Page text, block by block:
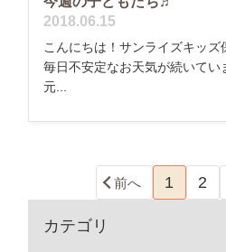
2018.06.15
こんにちは！サンライズキッズ
毎日不安定なお天気が続いてい
元...
前へ 1 2
カテゴリ